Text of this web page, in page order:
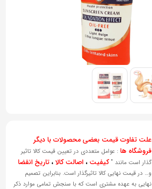
علت تفاوت قیمت بعضی محصولات با دیگر
فروشگاه ها : عوامل متعددی در تعیین قیمت کالا تاثیر
گذار است مانند "کیفیت ، اصالت کالا، تاریخ انقضا
و… در قیمت نهایی کالا تاثیرگذار است. بنابراین تصمیم
نهایی به عهده مشتری است که با سنجش تمامی موارد ذکر